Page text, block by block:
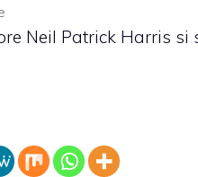
Neil Patrick Harris